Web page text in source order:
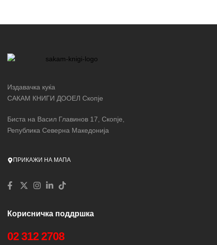
Издавачка куќа
САКАМ КНИГИ ДООЕЛ Скопје
Биста на Васил Главинов 17, Скопје,
Република Северна Македонија
ПРИКАЖИ НА МАПА
Корисничка поддршка
02 312 2708